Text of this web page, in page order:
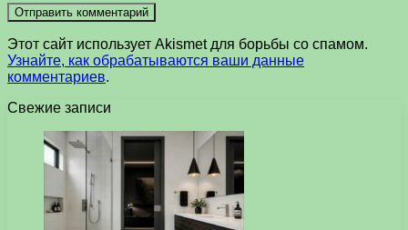
Этот сайт использует Akismet для борьбы со спамом.
Узнайте, как обрабатываются ваши данные
комментариев.
Свежие записи